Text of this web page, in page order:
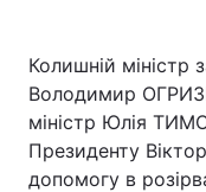
Колишній міністр
Володимир
міністр Юлія
Президенту
допомогу в